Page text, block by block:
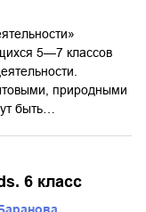
5—7 классов
природными
быть…
6 класс